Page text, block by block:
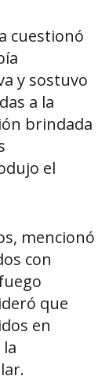
cuestionó
y sostuvo
a la
brindada
el
mencionó
con
que
en